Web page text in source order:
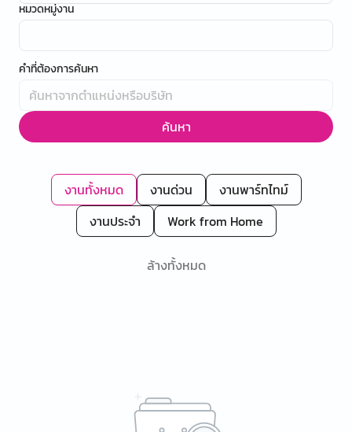
หมวดหมู่งาน
คำที่ต้องการค้นหา
ค้นหา
งานทั้งหมด งานด่วน
งานพาร์ทไทม์
งานประจำ
Work from Home
ล้างทั้งหมด